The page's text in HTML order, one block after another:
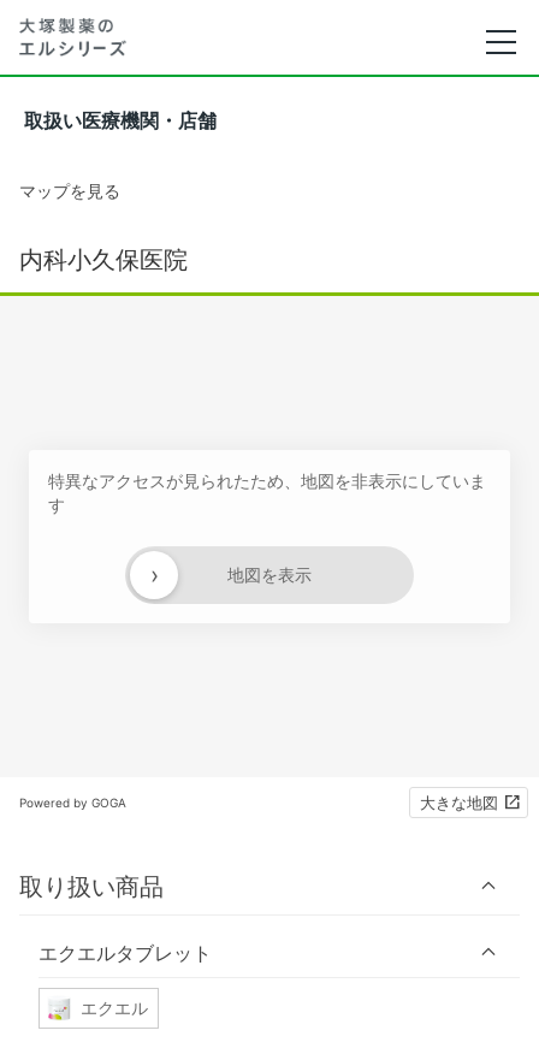
取扱い医療機関・店舗
マップを見る
内科小久保医院
特異なアクセスが見られたため、地図を非表示にしていま
す
地図を表示
›
Powered by GOGA 大きな地図
取り扱い商品
エクエルタブレット
エクエル